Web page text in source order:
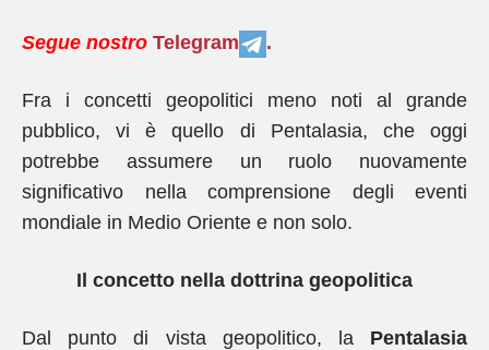
Segue nostro Telegram .
Fra i concetti geopolitici meno noti al grande
pubblico, vi è quello di Pentalasia, che oggi
potrebbe assumere un ruolo nuovamente
significativo nella comprensione degli eventi
mondiale in Medio Oriente e non solo.
Il concetto nella dottrina geopolitica
Dal punto di vista geopolitico, la Pentalasia